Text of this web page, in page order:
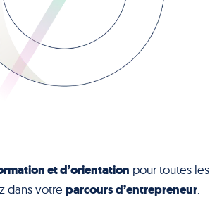
et d’orientation pour toutes les
dans votre parcours d’entrepreneur